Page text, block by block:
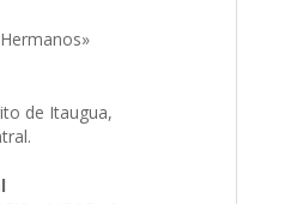
de Itaugua,